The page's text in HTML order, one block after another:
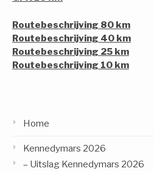
Routebeschrijving 80 km
Routebeschrijving 40 km
Routebeschrijving 25 km
Routebeschrijving 10 km
Home
Kennedymars 2026
– Uitslag Kennedymars 2026